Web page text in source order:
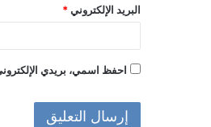
البريد الإلكتروني *
احفظ اسمي، بريدي